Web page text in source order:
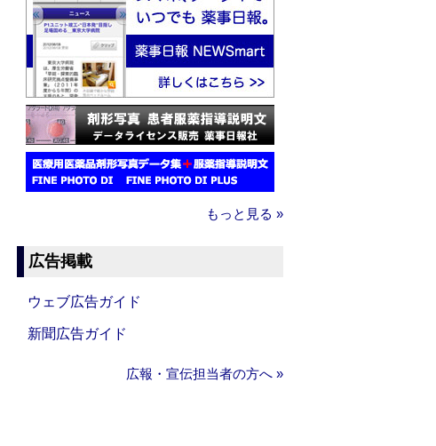
もっと見る »
広告掲載
ウェブ広告ガイド
新聞広告ガイド
広報・宣伝担当者の方へ »